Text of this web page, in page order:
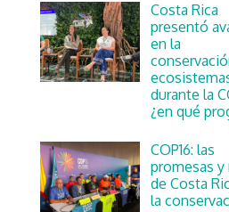
Costa Rica
presentó
en la
durante la
¿en qué
COP16: las
promesas y
de Costa
la